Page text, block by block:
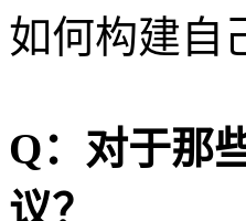
如何构建自
Q：对于那
议？